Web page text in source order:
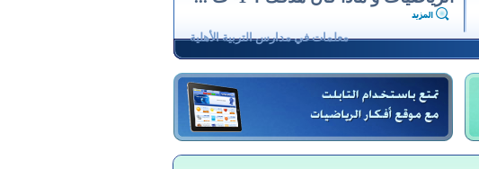
معلمات في مدارس التربية الأهلية